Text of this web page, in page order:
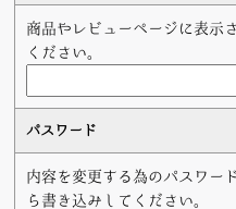
商品やレビューページに表示
ください。
パスワード
内容を変更する為のパスワー
ら書き込みしてください。